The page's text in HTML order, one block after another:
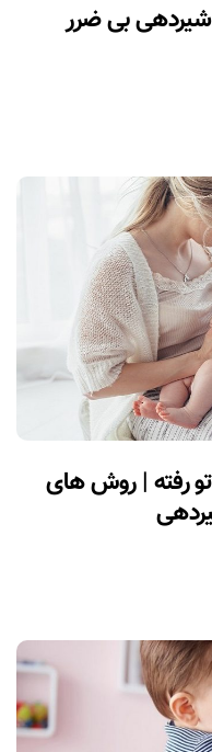
بی ضرر
رفته | روش های